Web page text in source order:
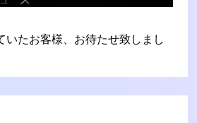
いたお客様、お待たせ致しまし